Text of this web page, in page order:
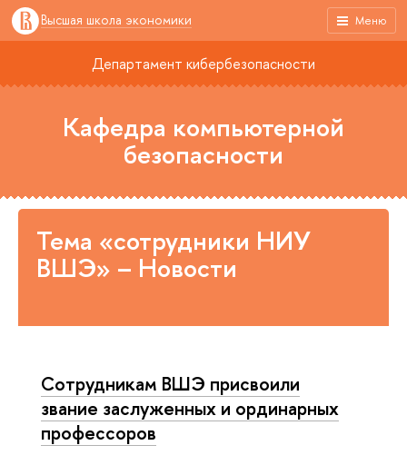
Меню
Высшая школа экономики
Департамент кибербезопасности
Кафедра компьютерной
безопасности
Тема «сотрудники НИУ
ВШЭ» – Новости
Сотрудникам ВШЭ присвоили
звание заслуженных и ординарных
профессоров